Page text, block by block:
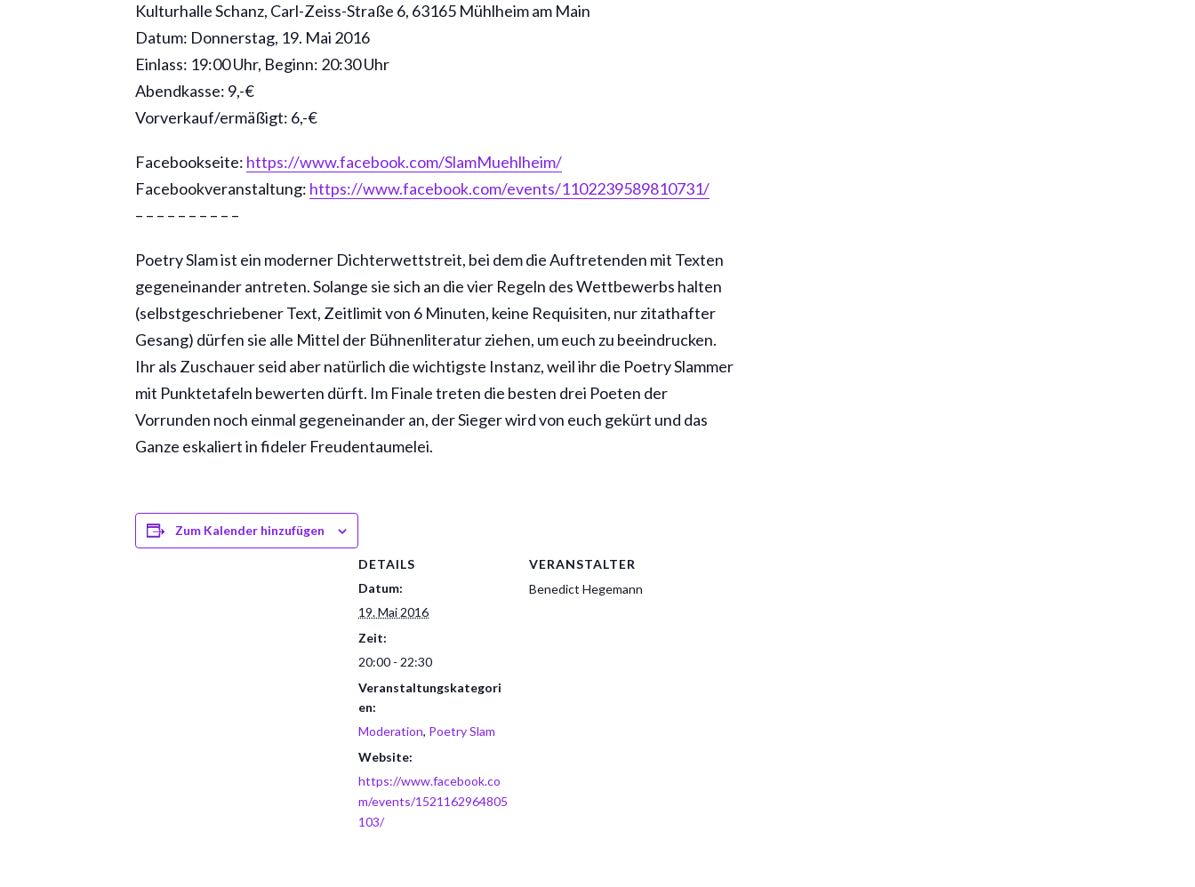
Kulturhalle Schanz, Carl-Zeiss-Straße 6, 63165 Mühlheim am Main
Datum: Donnerstag, 19. Mai 2016
Einlass: 19:00 Uhr, Beginn: 20:30 Uhr
Abendkasse: 9,-€
Vorverkauf/ermäßigt: 6,-€
Facebookseite: https://www.facebook.com/SlamMuehlheim/
Facebookveranstaltung: https://www.facebook.com/events/1102239589810731/
– – – – – – – – – –
Poetry Slam ist ein moderner Dichterwettstreit, bei dem die Auftretenden mit Texten
gegeneinander antreten. Solange sie sich an die vier Regeln des Wettbewerbs halten
(selbstgeschriebener Text, Zeitlimit von 6 Minuten, keine Requisiten, nur zitathafter
Gesang) dürfen sie alle Mittel der Bühnenliteratur ziehen, um euch zu beeindrucken.
Ihr als Zuschauer seid aber natürlich die wichtigste Instanz, weil ihr die Poetry Slammer
mit Punktetafeln bewerten dürft. Im Finale treten die besten drei Poeten der
Vorrunden noch einmal gegeneinander an, der Sieger wird von euch gekürt und das
Ganze eskaliert in fideler Freudentaumelei.
Zum Kalender hinzufügen
DETAILS
Datum:
19. Mai 2016
Zeit:
20:00 - 22:30
Veranstaltungskategori
en:
Moderation, Poetry Slam
Website:
https://www.facebook.co
m/events/1521162964805
103/
VERANSTALTER
Benedict Hegemann